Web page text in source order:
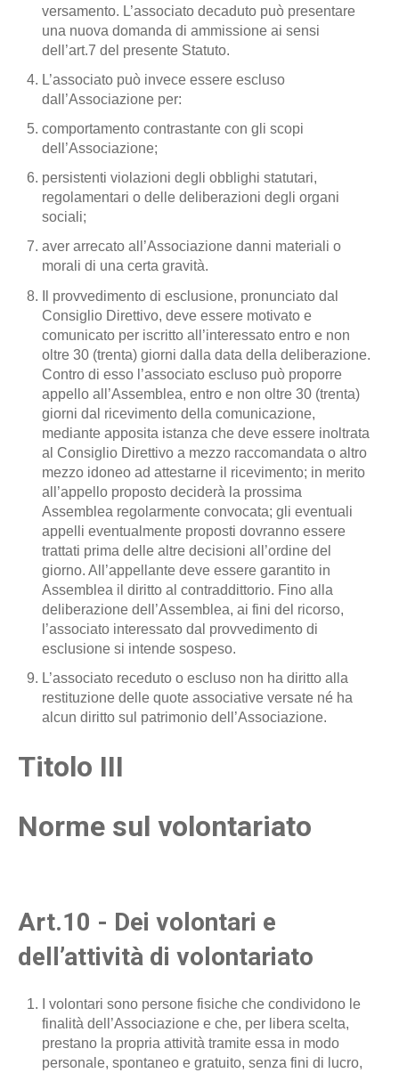
versamento. L’associato decaduto può presentare
una nuova domanda di ammissione ai sensi
dell’art.7 del presente Statuto.
L’associato può invece essere escluso
dall’Associazione per:
comportamento contrastante con gli scopi
dell’Associazione;
persistenti violazioni degli obblighi statutari,
regolamentari o delle deliberazioni degli organi
sociali;
aver arrecato all’Associazione danni materiali o
morali di una certa gravità.
Il provvedimento di esclusione, pronunciato dal
Consiglio Direttivo, deve essere motivato e
comunicato per iscritto all’interessato entro e non
oltre 30 (trenta) giorni dalla data della deliberazione.
Contro di esso l’associato escluso può proporre
appello all’Assemblea, entro e non oltre 30 (trenta)
giorni dal ricevimento della comunicazione,
mediante apposita istanza che deve essere inoltrata
al Consiglio Direttivo a mezzo raccomandata o altro
mezzo idoneo ad attestarne il ricevimento; in merito
all’appello proposto deciderà la prossima
Assemblea regolarmente convocata; gli eventuali
appelli eventualmente proposti dovranno essere
trattati prima delle altre decisioni all’ordine del
giorno. All’appellante deve essere garantito in
Assemblea il diritto al contraddittorio. Fino alla
deliberazione dell’Assemblea, ai fini del ricorso,
l’associato interessato dal provvedimento di
esclusione si intende sospeso.
L’associato receduto o escluso non ha diritto alla
restituzione delle quote associative versate né ha
alcun diritto sul patrimonio dell’Associazione.
Titolo III
Norme sul volontariato
Art.10 - Dei volontari e
dell’attività di volontariato
I volontari sono persone fisiche che condividono le
finalità dell’Associazione e che, per libera scelta,
prestano la propria attività tramite essa in modo
personale, spontaneo e gratuito, senza fini di lucro,